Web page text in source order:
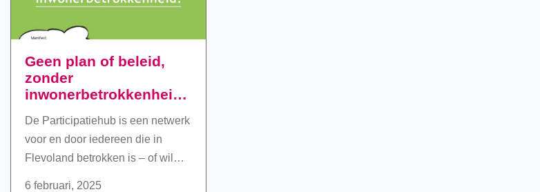
Geen plan of beleid,
zonder
inwonerbetrokkenheid
Participatiehub
Flevoland
De Participatiehub is een netwerk
voor en door iedereen die in
Flevoland betrokken is – of wil
6 februari, 2025